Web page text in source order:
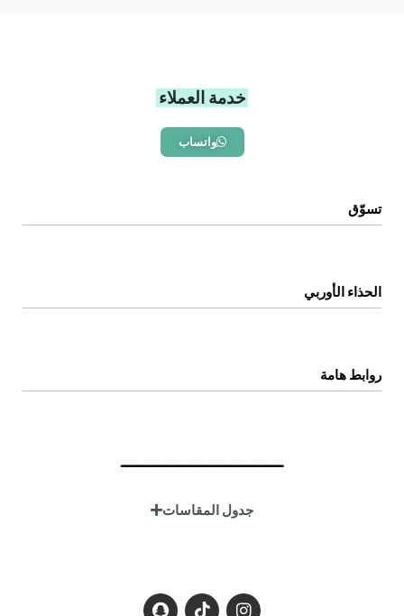
خدمة العملاء
واتساب
تسوّق
المتجر
الحذاء الأوربي
عن المتجر
روابط هامة
ــــــــــــــــــــــــــــــ
جدول المقاسات